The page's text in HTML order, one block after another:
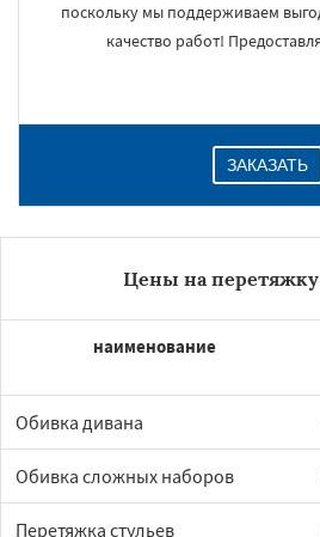
поскольку мы поддерживаем
качество работ!
ЗАКАЗАТЬ
Цены на
наименование
Обивка дивана
Обивка сложных наборов
Перетяжка стульев